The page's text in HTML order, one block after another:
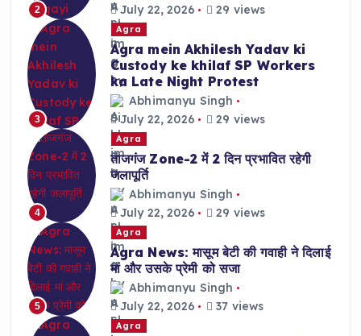
2
July 22, 2026
29 views
3
Agra
Agra mein Akhilesh Yadav ki
Custody ke khilaf SP Workers
ka Late Night Protest
Abhimanyu Singh
July 22, 2026
29 views
4
Agra
ताजगंज Zone-2 में 2 दिन प्रभावित रहेगी
जलापूर्ति
Abhimanyu Singh
July 22, 2026
29 views
5
Agra
Agra News: मासूम बेटी की गवाही ने दिलाई
मां और उसके प्रेमी को सजा
Abhimanyu Singh
July 22, 2026
37 views
Agra